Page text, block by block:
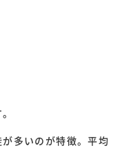
多いのが特徴。平均